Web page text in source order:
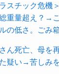
スチック危機
重量超え？→
の低さ。ごみ
ん死亡、母を
疑い→苦しみ